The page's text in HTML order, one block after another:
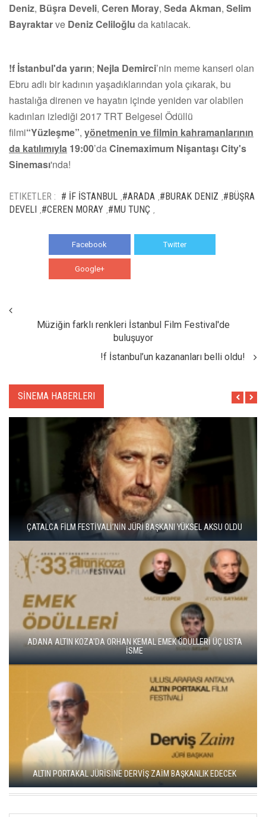
Deniz, Büşra Develi, Ceren Moray, Seda Akman, Selim
Bayraktarve Deniz Celiloğlu da katılacak.
!f İstanbul'da yarın; Nejla Demirci’nin meme kanseri olan
Ebru adlı bir kadının yaşadıklarından yola çıkarak, bu
hastalığa direnen ve hayatın içinde yeniden var olabilen
kadınları izlediği 2017 TRT Belgesel Ödüllü
filmi“Yüzleşme”, yönetmenin ve filmin kahramanlarının
da katılımıyla 19:00’daCinemaximum Nişantaşı City's
Sineması'nda!
ETIKETLER : # İF İSTANBUL #ARADA #BURAK DENIZ #BÜŞRA
DEVELI #CEREN MORAY #MU TUNÇ
Facebook Twitter
Google+
Müziğin farklı renkleri İstanbul Film Festival'de
buluşuyor
!f İstanbul’un kazananları belli oldu!
SİNEMA HABERLERI
ÇATALCA FİLM FESTİVALİ'NDE KISA FİLM FİNALİSTLERİ
AÇIKLANDI
ALTIN KOZA'NIN ONUR ÖDÜLLERİ FERZAN ÖZPETEK VE VAHİDE
PERÇİN'İN
ADANA ALTIN KOZA'DA JÜRİ BAŞKANI ZUHAL OLCAY